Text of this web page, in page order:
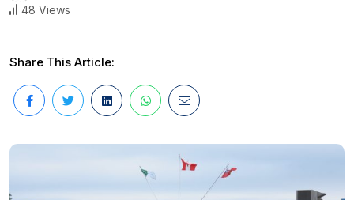
48 Views
Share This Article: